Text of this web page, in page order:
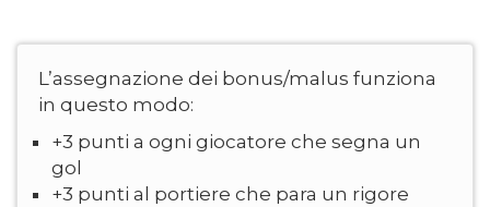
L’assegnazione dei bonus/malus funziona
in questo modo:
+3 punti a ogni giocatore che segna un
gol
+3 punti al portiere che para un rigore